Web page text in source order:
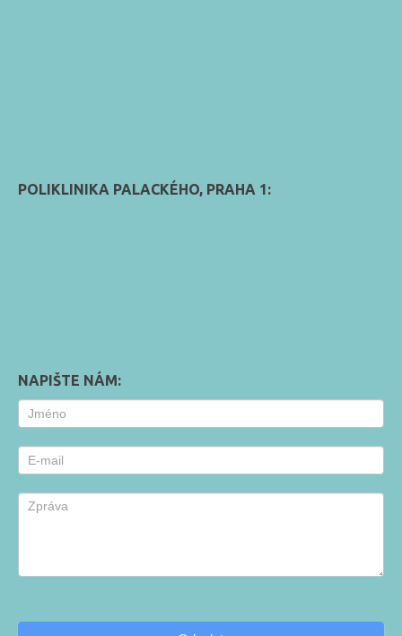
POLIKLINIKA PALACKÉHO, PRAHA 1:
NAPIŠTE NÁM:
Contact
Us